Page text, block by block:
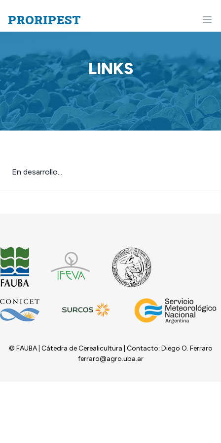
PRORIPEST
LINKS
En desarrollo...
© FAUBA | Cátedra de Cerealicultura | Contacto: Diego O. Ferraro
ferraro@agro.uba.ar